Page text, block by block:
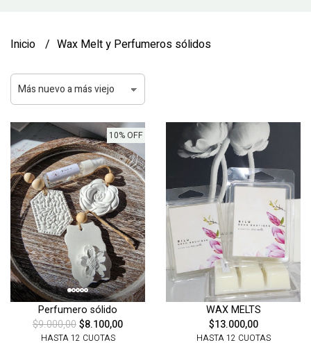
Inicio Wax Melt y Perfumeros sólidos
10% OFF
Perfumero sólido
$9.000,00$8.100,00
HASTA 12 CUOTAS
WAX MELTS
$13.000,00
HASTA 12 CUOTAS